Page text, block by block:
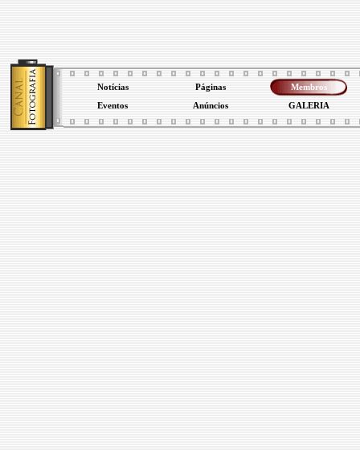
Notícias Páginas Membros
Eventos Anúncios GALERIA